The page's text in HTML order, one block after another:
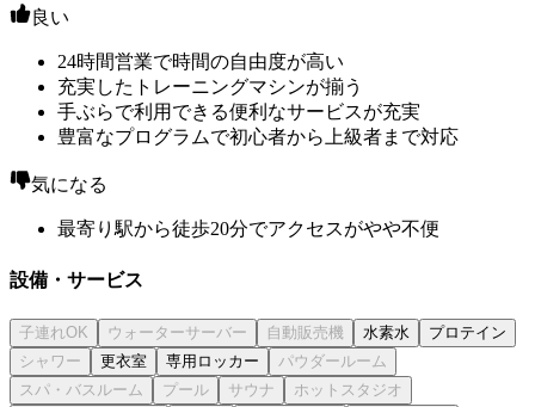
良い
24時間営業で時間の自由度が高い
充実したトレーニングマシンが揃う
手ぶらで利用できる便利なサービスが充実
豊富なプログラムで初心者から上級者まで対応
気になる
最寄り駅から徒歩20分でアクセスがやや不便
設備・サービス
水素水
プロテイン
更衣室
専用ロッカー